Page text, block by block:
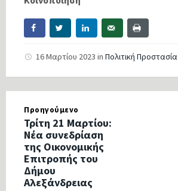
16 Μαρτίου 2023 in Πολιτική Προστασία
Προηγούμενο
Τρίτη 21 Μαρτίου:
Νέα συνεδρίαση
της Οικονομικής
Επιτροπής του
Δήμου
Αλεξάνδρειας